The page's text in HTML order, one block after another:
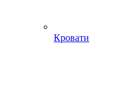
Кровати